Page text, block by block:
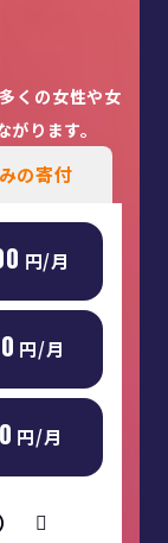
くの女性や女
ります。
の寄付
円/月
円/月
円/月